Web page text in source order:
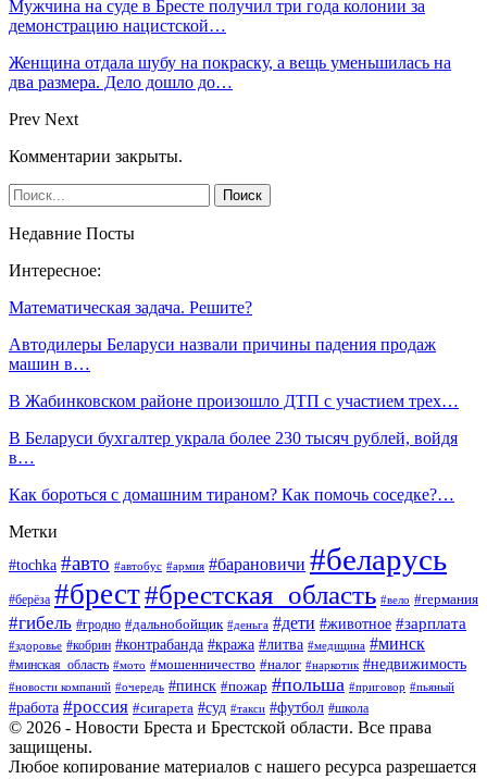
Мужчина на суде в Бресте получил три года колонии за
демонстрацию нацистской…
Женщина отдала шубу на покраску, а вещь уменьшилась на
два размера. Дело дошло до…
Prev Next
Комментарии закрыты.
Недавние Посты
Интересное:
Математическая задача. Решите?
Автодилеры Беларуси назвали причины падения продаж
машин в…
В Жабинковском районе произошло ДТП с участием трех…
В Беларуси бухгалтер украла более 230 тысяч рублей, войдя
в…
Как бороться с домашним тираном? Как помочь соседке?…
Метки
#tochka #авто #автобус #армия #барановичи #беларусь
#берёза #брест#брестская_область #вело #германия
#гибель #гродно #дальнобойщик #деньга #дети #животное #зарплата
#здоровье #кобрин #контрабанда #кража #литва #медицина #минск
#минская_область #мото #мошенничество #налог #наркотик #недвижимость
#новости компаний #очередь #пинск #пожар #польша #приговор #пьяный
#работа #россия #сигарета #суд #такси #футбол #школа
© 2026 - Новости Бреста и Брестской области. Все права
защищены.
Любое копирование материалов с нашего ресурса разрешается